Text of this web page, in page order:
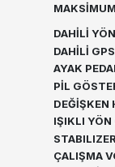
DAHİLİ
DAHİLİ GPS
AYAK
PİL
DEĞİŞKEN
IŞIKLI YÖN
STABILIZER
ÇALIŞMA